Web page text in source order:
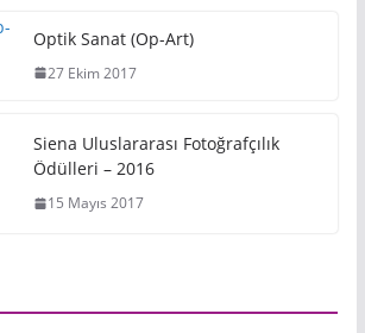
Optik Sanat (Op-Art)
27 Ekim 2017
Siena Uluslararası Fotoğrafçılık
Ödülleri – 2016
15 Mayıs 2017